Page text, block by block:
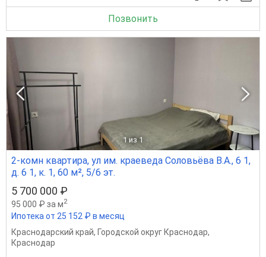
Позвонить
1 из 1
2-комн квартира, ул им. краеведа Соловьёва В.А., 6 1,
д. 6 1, к. 1, 60 м², 5/6 эт.
5 700 000 ₽
95 000 ₽ за м2
Ипотека от 25 152 ₽ в месяц
Краснодарский край, Городской округ Краснодар,
Краснодар